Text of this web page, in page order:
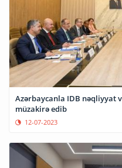
Azərbaycanla IDB nəqliyyat
müzakirə edib
12-07-2023